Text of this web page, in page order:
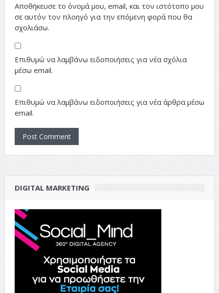
Αποθήκευσε το όνομά μου, email, και τον ιστότοπο μου
σε αυτόν τον πλοηγό για την επόμενη φορά που θα
σχολιάσω.
Επιθυμώ να λαμβάνω ειδοποιήσεις για νέα σχόλια
μέσω email.
Επιθυμώ να λαμβάνω ειδοποιήσεις για νέα άρθρα μέσω
email.
DIGITAL MARKETING